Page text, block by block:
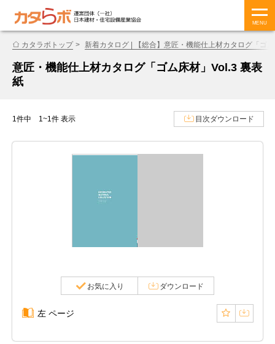
MENU
カタラボトップ 新着カタログ | 【総合】意匠・機能仕上材カタログ「ゴ
意匠・機能仕上材カタログ「ゴム床材」Vol.3 裏表
紙
1件中 1~1件 表示 目次ダウンロード
お気に入り ダウンロード
左 ページ